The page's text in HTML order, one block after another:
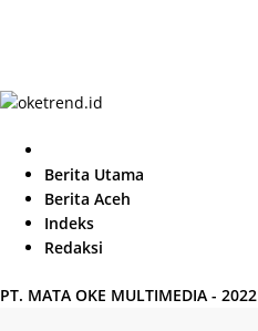
o
m
e
Berita Utama
Berita Aceh
Indeks
Redaksi
PT. MATA OKE MULTIMEDIA - 2022